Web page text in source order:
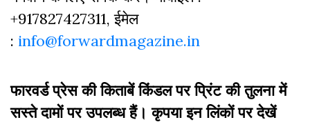
+917827427311, ईमेल
: info@forwardmagazine.in
फारवर्ड प्रेस की किताबें किंडल पर प्रिंट की तुलना में
सस्ते दामों पर उपलब्ध हैं। कृपया इन लिंकों पर देखें